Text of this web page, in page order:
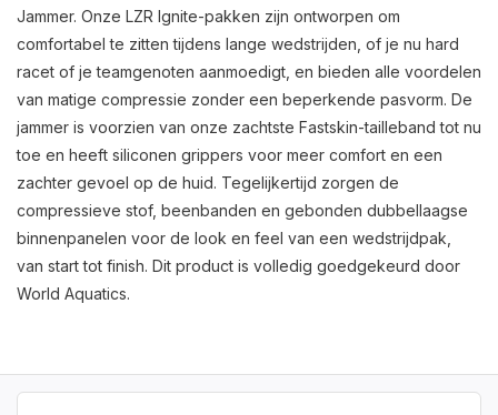
Jammer. Onze LZR Ignite-pakken zijn ontworpen om
comfortabel te zitten tijdens lange wedstrijden, of je nu hard
racet of je teamgenoten aanmoedigt, en bieden alle voordelen
van matige compressie zonder een beperkende pasvorm. De
jammer is voorzien van onze zachtste Fastskin-tailleband tot nu
toe en heeft siliconen grippers voor meer comfort en een
zachter gevoel op de huid. Tegelijkertijd zorgen de
compressieve stof, beenbanden en gebonden dubbellaagse
binnenpanelen voor de look en feel van een wedstrijdpak,
van start tot finish. Dit product is volledig goedgekeurd door
World Aquatics.